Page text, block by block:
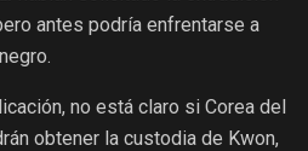
antes podría enfrentarse a
no está claro si Corea del
obtener la custodia de Kwon,